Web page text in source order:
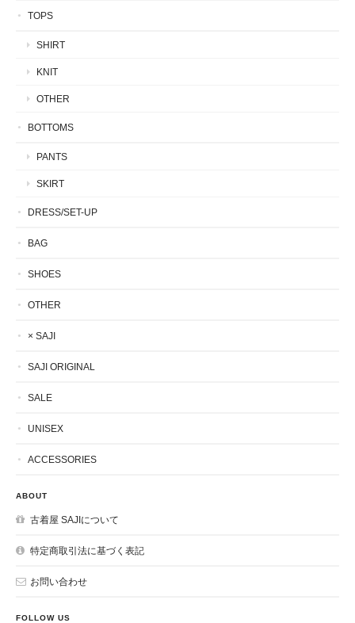
TOPS
SHIRT
KNIT
OTHER
BOTTOMS
PANTS
SKIRT
DRESS/SET-UP
BAG
SHOES
OTHER
× SAJI
SAJI ORIGINAL
SALE
UNISEX
ACCESSORIES
ABOUT
古着屋 SAJIについて
特定商取引法に基づく表記
お問い合わせ
FOLLOW US